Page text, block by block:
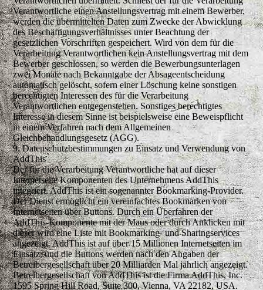
Verantwortliche einen Anstellungsvertrag mit einem Bewerber,
werden die übermittelten Daten zum Zwecke der Abwicklung
des Beschäftigungsverhältnisses unter Beachtung der
gesetzlichen Vorschriften gespeichert. Wird von dem für die
Verarbeitung Verantwortlichen kein Anstellungsvertrag mit dem
Bewerber geschlossen, so werden die Bewerbungsunterlagen
zwei Monate nach Bekanntgabe der Absageentscheidung
automatisch gelöscht, sofern einer Löschung keine sonstigen
berechtigten Interessen des für die Verarbeitung
Verantwortlichen entgegenstehen. Sonstiges berechtigtes
Interesse in diesem Sinne ist beispielsweise eine Beweispflicht
in einem Verfahren nach dem Allgemeinen
Gleichbehandlungsgesetz (AGG).
9. Datenschutzbestimmungen zu Einsatz und Verwendung von
AddThis
Der für die Verarbeitung Verantwortliche hat auf dieser
Internetseite Komponenten des Unternehmens AddThis
integriert. AddThis ist ein sogenannter Bookmarking-Provider.
Der Dienst ermöglicht ein vereinfachtes Bookmarken von
Internetseiten über Buttons. Durch ein Überfahren der
AddThis-Komponente mit der Maus oder durch Anklicken mit
dieser wird eine Liste mit Bookmarking- und Sharingservices
angezeigt. AddThis ist auf über 15 Millionen Internetseiten im
Einsatz, und die Buttons werden nach den Angaben der
Betreibergesellschaft über 20 Milliarden Mal jährlich angezeigt.
Betreibergesellschaft von AddThis ist die Firma AddThis, Inc.
1595 Spring Hill Road, Suite 300, Vienna, VA 22182, USA.